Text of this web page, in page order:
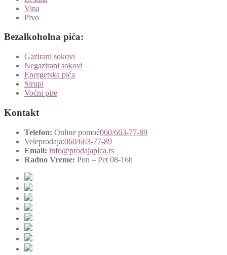
Vina
Pivo
Bezalkoholna pića:
Gazirani sokovi
Negazirani sokovi
Energetska pića
Sirupi
Voćni pire
Kontakt
Telefon: Online pomoć060/663-77-89
Veleprodaja:060/663-77-89
Email: info@prodajapica.rs
Radno Vreme: Pon – Pet 08-16h